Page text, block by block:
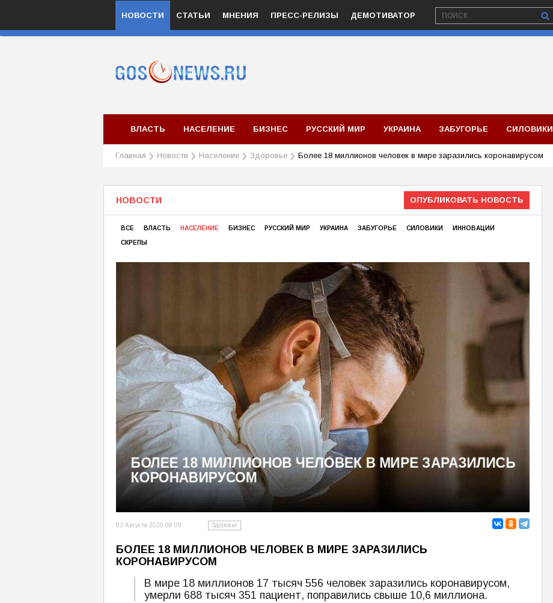
НОВОСТИ СТАТЬИ МНЕНИЯ ПРЕСС-РЕЛИЗЫ ДЕМОТИВАТОР
ВЛАСТЬ НАСЕЛЕНИЕ БИЗНЕС РУССКИЙ МИР УКРАИНА ЗАБУГОРЬЕ СИЛОВИКИ
Главная Новости Население Здоровье Более 18 миллионов человек в мире заразились коронавирусом
ОПУБЛИКОВАТЬ НОВОСТЬ
НОВОСТИ
ВСЕ ВЛАСТЬ НАСЕЛЕНИЕ БИЗНЕС РУССКИЙ МИР УКРАИНА ЗАБУГОРЬЕ СИЛОВИКИ ИННОВАЦИИ
СКРЕПЫ
03 Августа 2020 08:09 Здоровье
БОЛЕЕ 18 МИЛЛИОНОВ ЧЕЛОВЕК В МИРЕ ЗАРАЗИЛИСЬ
КОРОНАВИРУСОМ
В мире 18 миллионов 17 тысяч 556 человек заразились коронавирусом,
умерли 688 тысяч 351 пациент, поправились свыше 10,6 миллиона.